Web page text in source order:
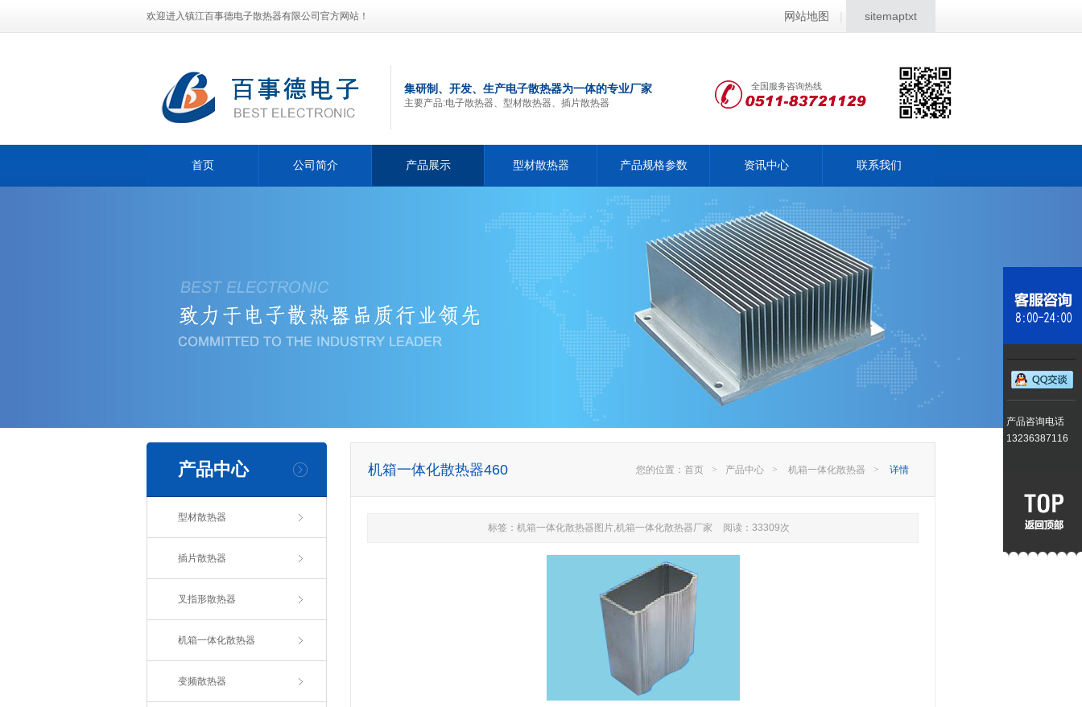
欢迎进入镇江百事德电子散热器有限公司官方网站！ 网站地图 | sitemaptxt
集研制、开发、生产电子散热器为一体的专业厂家
主要产品:电子散热器、型材散热器、插片散热器
全国服务咨询热线
首页 公司简介 产品展示 型材散热器 产品规格参数 资讯中心 联系我们
产品中心
型材散热器
插片散热器
叉指形散热器
机箱一体化散热器
变频散热器
机箱一体化散热器460 您的位置： 首页 > 产品中心 > 机箱一体化散热器 > 详情
标签：机箱一体化散热器图片,机箱一体化散热器厂家 阅读：33309次
产品咨询电话
13236387116